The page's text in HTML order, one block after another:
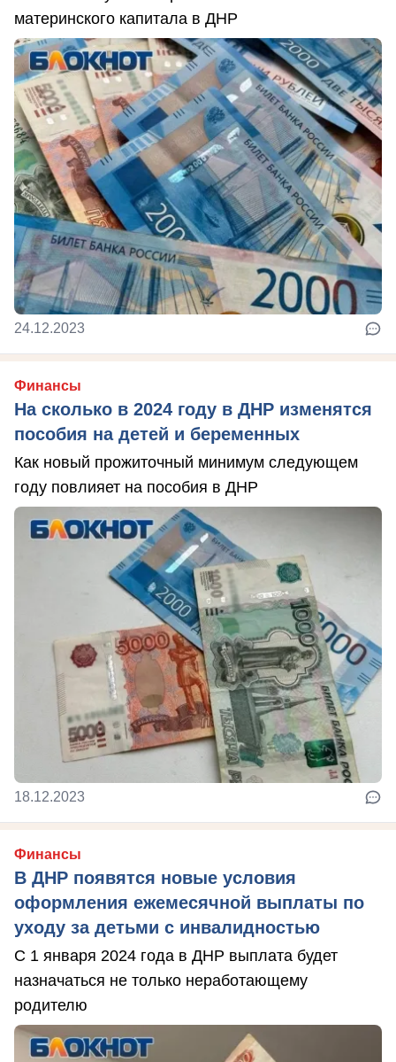
материнского капитала в ДНР
24.12.2023
Финансы
На сколько в 2024 году в ДНР изменятся
пособия на детей и беременных
Как новый прожиточный минимум следующем
году повлияет на пособия в ДНР
18.12.2023
Финансы
В ДНР появятся новые условия
оформления ежемесячной выплаты по
уходу за детьми с инвалидностью
С 1 января 2024 года в ДНР выплата будет
назначаться не только неработающему
родителю